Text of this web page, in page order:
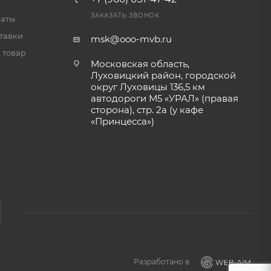
товар
ЗАКАЗАТЬ ЗВОНОК
msk@ooo-mvb.ru
Московская область,
Луховицкий район, городской
округ Луховицы 136,5 км
автодороги М5 «УРАЛ» (правая
сторона), стр. 2а (у кафе
«‎Принцесса»)
Разработано в